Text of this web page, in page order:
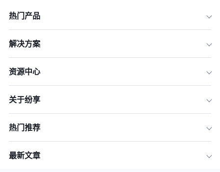
热门产品
解决方案
资源中心
关于纷享
热门推荐
最新文章